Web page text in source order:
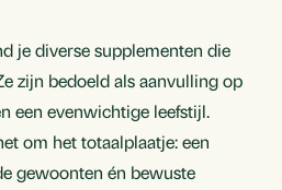
je diverse supplementen die
zijn bedoeld als aanvulling op
een evenwichtige leefstijl.
om het totaalplaatje: een
gewoonten én bewuste